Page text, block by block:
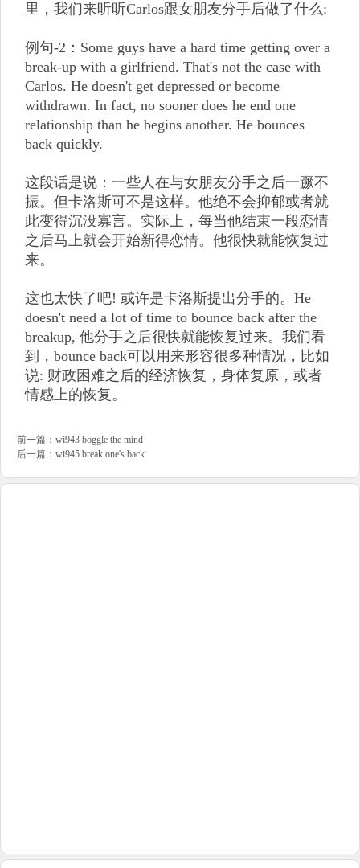
里，我们来听听Carlos跟女朋友分手后做了什么:
例句-2：Some guys have a hard time getting over a
break-up with a girlfriend. That's not the case with
Carlos. He doesn't get depressed or become
withdrawn. In fact, no sooner does he end one
relationship than he begins another. He bounces
back quickly.
这段话是说：一些人在与女朋友分手之后一蹶不
振。但卡洛斯可不是这样。他绝不会抑郁或者就
此变得沉没寡言。实际上，每当他结束一段恋情
之后马上就会开始新得恋情。他很快就能恢复过
来。
这也太快了吧! 或许是卡洛斯提出分手的。He
doesn't need a lot of time to bounce back after the
breakup, 他分手之后很快就能恢复过来。我们看
到，bounce back可以用来形容很多种情况，比如
说: 财政困难之后的经济恢复，身体复原，或者
情感上的恢复。
前一篇： wi943 boggle the mind
后一篇： wi945 break one's back